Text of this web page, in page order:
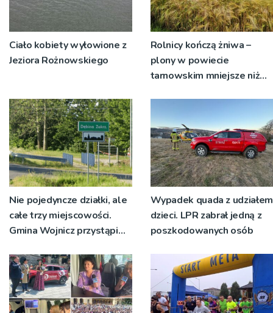
Ciało kobiety wyłowione z
Jeziora Rożnowskiego
Rolnicy kończą żniwa –
plony w powiecie
tarnowskim mniejsze niż
Nie pojedyncze działki, ale
całe trzy miejscowości.
Gmina Wojnicz przystąpi
planistycznych
Wypadek quada z udziałem
dzieci. LPR zabrał jedną z
poszkodowanych osób